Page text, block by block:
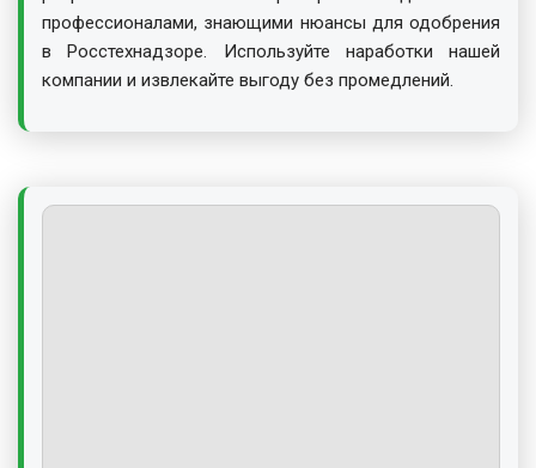
профессионалами, знающими нюансы для одобрения
в Росстехнадзоре. Используйте наработки нашей
компании и извлекайте выгоду без промедлений.